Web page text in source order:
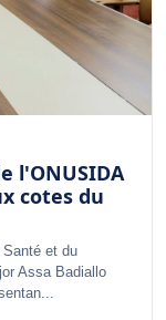
l'ONUSIDA
cotes du
et du
Assa Badiallo